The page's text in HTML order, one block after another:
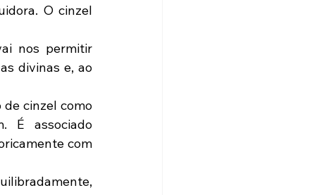
O cinzel
nos permitir
divinas e, ao
É associado
com